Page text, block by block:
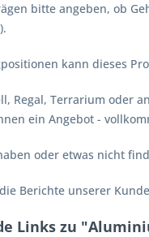
bitte angeben, ob
kann dieses
Regal, Terrarium oder
ein Angebot -
oder etwas nicht
Berichte unserer
Links zu